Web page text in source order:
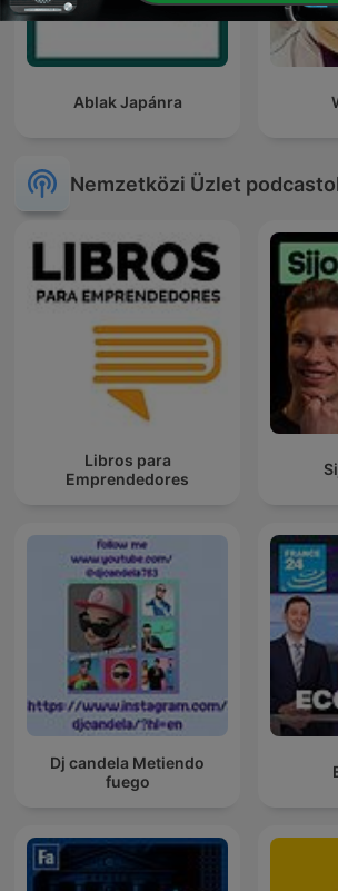
Ablak Japánra
Nemzetközi Üzlet
Libros para
Emprendedores
Dj candela Metiendo
fuego